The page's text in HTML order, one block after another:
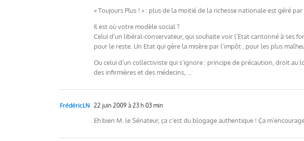
« Toujours Plus ! » : plus de la moitié de la richesse nationale est géré
Il est où votre modèle social ?
Celui d’un libéral-conservateur, qui souhaite voir l’Etat cantonné à
pour le reste. Un Etat qui gère la misère par l’impôt , pour les plus
Ou celui d’un collectiviste qui s’ignore : principe de précaution, droit
des infirmières et des médecins, …
FrédéricLN 22 juin 2009 à 23 h 03 min
Eh bien M. le Sénateur, ça c’est du blogage authentique ! Ça